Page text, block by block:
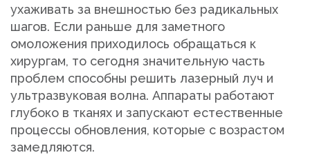
ухаживать за внешностью без радикальных
шагов. Если раньше для заметного
омоложения приходилось обращаться к
хирургам, то сегодня значительную часть
проблем способны решить лазерный луч и
ультразвуковая волна. Аппараты работают
глубоко в тканях и запускают естественные
процессы обновления, которые с возрастом
замедляются.